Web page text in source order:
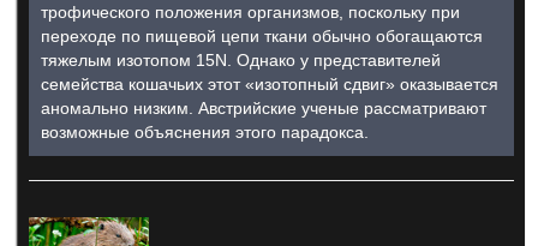
трофического положения организмов, поскольку при
переходе по пищевой цепи ткани обычно обогащаются
тяжелым изотопом 15N. Однако у представителей
семейства кошачьих этот «изотопный сдвиг» оказывается
аномально низким. Австрийские ученые рассматривают
возможные объяснения этого парадокса.